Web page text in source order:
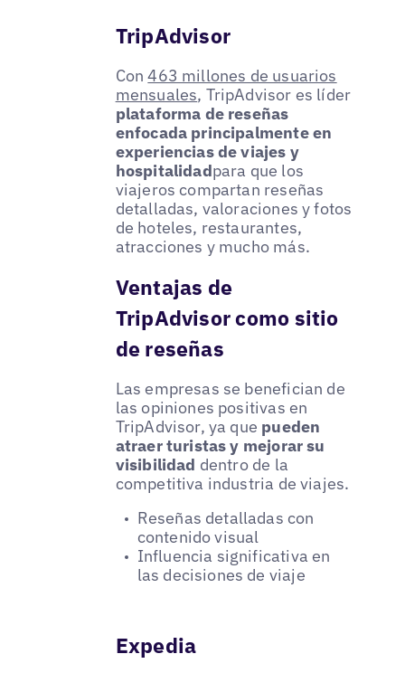
TripAdvisor
Con463 millones de usuarios
mensuales, TripAdvisor es líder
plataforma de reseñas
enfocada principalmente en
experiencias de viajes y
hospitalidadpara que los
viajeros compartan reseñas
detalladas, valoraciones y fotos
de hoteles, restaurantes,
atracciones y mucho más.
Ventajas de
TripAdvisor como sitio
de reseñas
Las empresas se benefician de
las opiniones positivas en
TripAdvisor, ya que pueden
atraer turistas y mejorar su
visibilidad dentro de la
competitiva industria de viajes.
Reseñas detalladas con
contenido visual
Influencia significativa en
las decisiones de viaje
Expedia